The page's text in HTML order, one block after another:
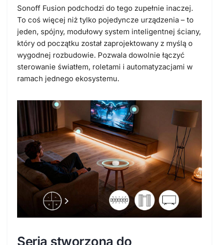
Sonoff Fusion podchodzi do tego zupełnie inaczej.
To coś więcej niż tylko pojedyncze urządzenia – to
jeden, spójny, modułowy system inteligentnej ściany,
który od początku został zaprojektowany z myślą o
wygodnej rozbudowie. Pozwala dowolnie łączyć
sterowanie światłem, roletami i automatyzacjami w
ramach jednego ekosystemu.
Seria stworzona do